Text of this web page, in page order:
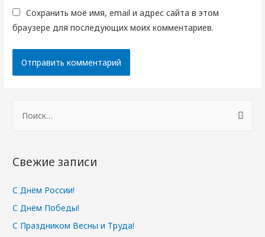
Сохранить моё имя, email и адрес сайта в этом
браузере для последующих моих комментариев.
т
:
Свежие записи
С Днём России!
С Днём Победы!
С Праздником Весны и Труда!